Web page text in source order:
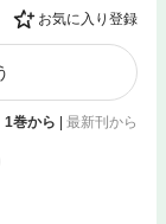
お気に入り登録
1巻から | 最新刊から